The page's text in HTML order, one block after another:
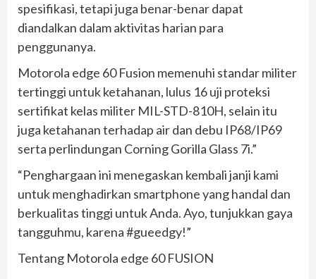
spesifikasi, tetapi juga benar-benar dapat
diandalkan dalam aktivitas harian para
penggunanya.
Motorola edge 60 Fusion memenuhi standar militer
tertinggi untuk ketahanan, lulus 16 uji proteksi
sertifikat kelas militer MIL-STD-810H, selain itu
juga ketahanan terhadap air dan debu IP68/IP69
serta perlindungan Corning Gorilla Glass 7i.”
“Penghargaan ini menegaskan kembali janji kami
untuk menghadirkan smartphone yang handal dan
berkualitas tinggi untuk Anda. Ayo, tunjukkan gaya
tangguhmu, karena #gueedgy!”
Tentang Motorola edge 60 FUSION